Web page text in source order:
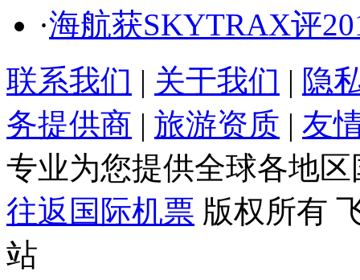
·海航获SKYTRAX评
联系我们 | 关于我们 | 隐
务提供商 | 旅游资质 | 友
专业为您提供全球各地
往返国际机票 版权所有
站